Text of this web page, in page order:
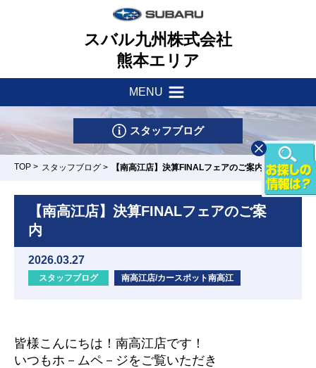
スバル九州株式会社
熊本エリア
MENU
新着情報
サポート・他
車検・点検はマイスバルへ
スバル自動車保険
店舗一覧
天草店 玉名店
南高江店/カ
清水店
アフターサービス
会社案内
一つのいのちプロジェクト
採用情報
スタッフブログ
TOP > スタッフブログ > 【南高江店】決算FINALフェアのご案内
【南高江店】決算FINALフェアのご案
内
2026.03.27
スタッフブログ 南高江店/カースポット南高江
皆様こんにちは！南高江店です！
いつもホ－ムペ－ジをご覧いただき